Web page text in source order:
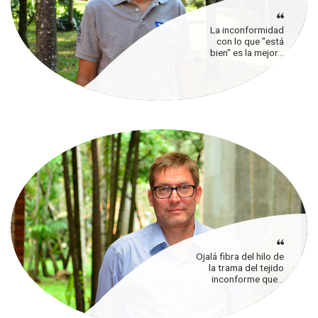
La inconformidad
con lo que "está
bien" es la mejor...
Ojalá fibra del hilo de
la trama del tejido
inconforme que...